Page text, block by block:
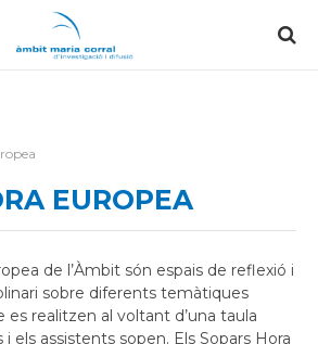
EUROPEA
de l’Àmbit són espais de reflexió i
sobre diferents temàtiques
es realitzen al voltant d’una taula
els assistents sopen. Els Sopars Hora